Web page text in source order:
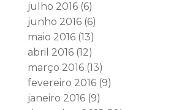
julho 2016(6)
junho 2016(6)
maio 2016(13)
abril 2016(12)
março 2016(13)
fevereiro 2016(9)
janeiro 2016(9)